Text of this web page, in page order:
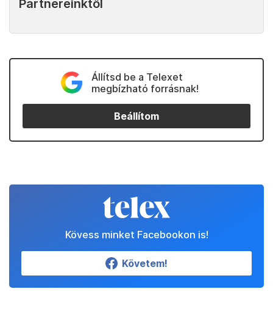
Partnereinktől
Állítsd be a Telexet
megbízható forrásnak!
Beállítom
Kövess minket Facebookon is!
Követem!